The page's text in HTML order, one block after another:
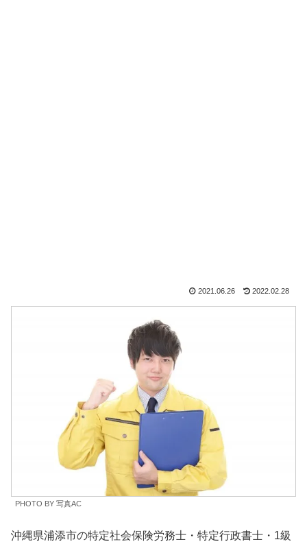
2021.06.26 2022.02.28
PHOTO BY 写真AC
沖縄県浦添市の特定社会保険労務士・特定行政書士・1級